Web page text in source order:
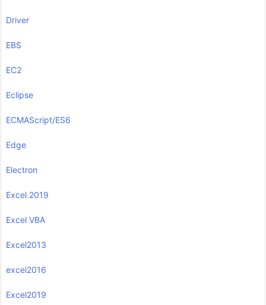
Driver
EBS
EC2
Eclipse
ECMAScript/ES6
Edge
Electron
Excel 2019
Excel VBA
Excel2013
excel2016
Excel2019